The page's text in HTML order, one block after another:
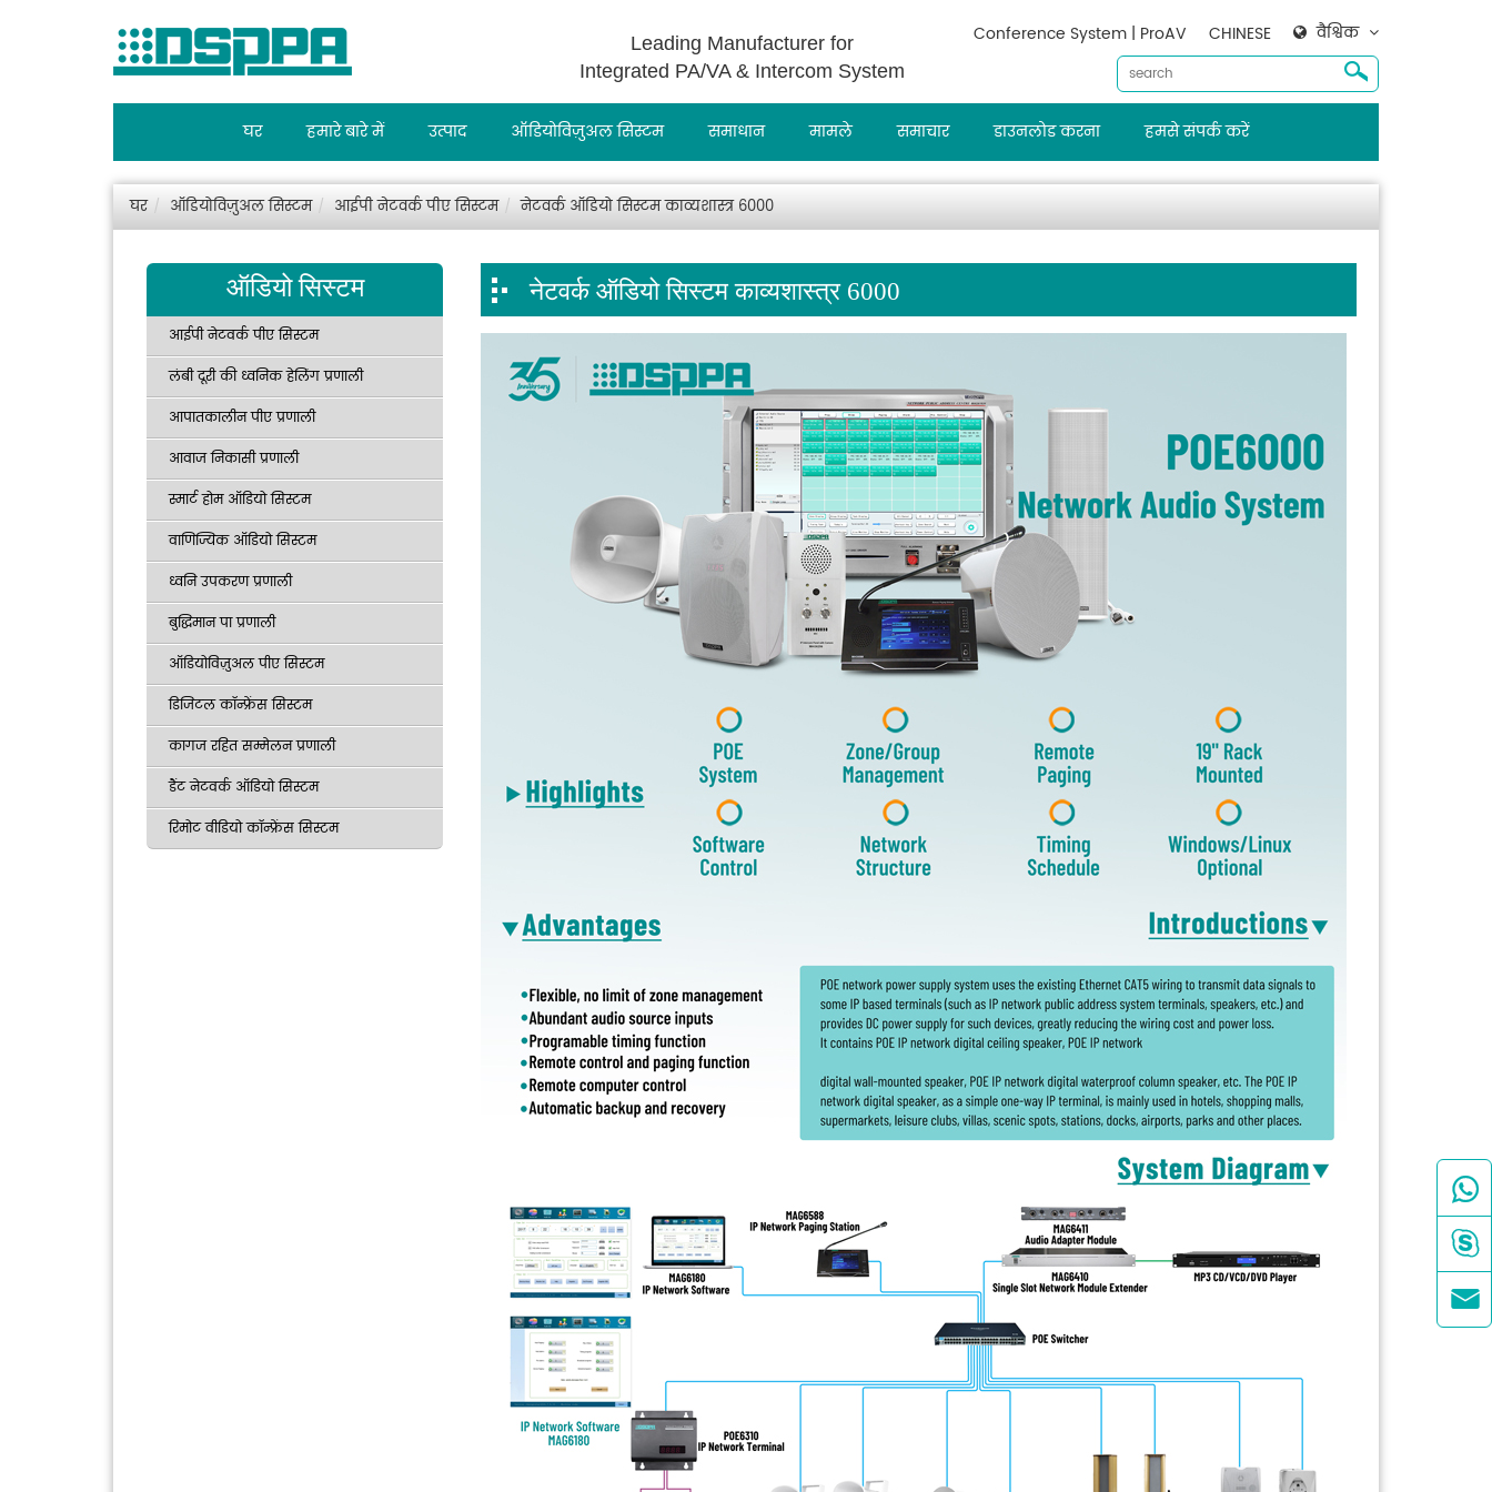
Leading Manufacturer for
Integrated PA/VA & Intercom System
वैश्विक
CHINESE
Conference System | ProAV
घर हमारे बारे में उत्पाद ऑडियोविज़ुअल सिस्टम समाधान मामले समाचार डाउनलोड करना हमसे संपर्क करें
घर ऑडियोविज़ुअल सिस्टम आईपी नेटवर्क पीए सिस्टम नेटवर्क ऑडियो सिस्टम काव्यशास्त्र 6000
ऑडियो सिस्टम
आईपी नेटवर्क पीए सिस्टम
लंबी दूरी की ध्वनिक हेलिंग प्रणाली
आपातकालीन पीए प्रणाली
आवाज निकासी प्रणाली
स्मार्ट होम ऑडियो सिस्टम
वाणिज्यिक ऑडियो सिस्टम
ध्वनि उपकरण प्रणाली
बुद्धिमान पा प्रणाली
ऑडियोविज़ुअल पीए सिस्टम
डिजिटल कॉन्फ्रेंस सिस्टम
कागज रहित सम्मेलन प्रणाली
डैंट नेटवर्क ऑडियो सिस्टम
रिमोट वीडियो कॉन्फ्रेंस सिस्टम
नेटवर्क ऑडियो सिस्टम काव्यशास्त्र 6000


